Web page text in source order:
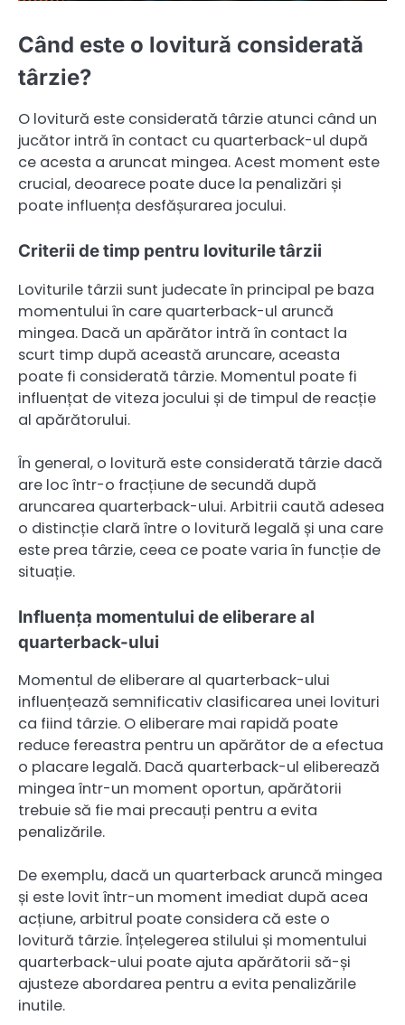
Când este o lovitură considerată
târzie?
O lovitură este considerată târzie atunci când un
jucător intră în contact cu quarterback-ul după
ce acesta a aruncat mingea. Acest moment este
crucial, deoarece poate duce la penalizări și
poate influența desfășurarea jocului.
Criterii de timp pentru loviturile târzii
Loviturile târzii sunt judecate în principal pe baza
momentului în care quarterback-ul aruncă
mingea. Dacă un apărător intră în contact la
scurt timp după această aruncare, aceasta
poate fi considerată târzie. Momentul poate fi
influențat de viteza jocului și de timpul de reacție
al apărătorului.
În general, o lovitură este considerată târzie dacă
are loc într-o fracțiune de secundă după
aruncarea quarterback-ului. Arbitrii caută adesea
o distincție clară între o lovitură legală și una care
este prea târzie, ceea ce poate varia în funcție de
situație.
Influența momentului de eliberare al
quarterback-ului
Momentul de eliberare al quarterback-ului
influențează semnificativ clasificarea unei lovituri
ca fiind târzie. O eliberare mai rapidă poate
reduce fereastra pentru un apărător de a efectua
o placare legală. Dacă quarterback-ul eliberează
mingea într-un moment oportun, apărătorii
trebuie să fie mai precauți pentru a evita
penalizările.
De exemplu, dacă un quarterback aruncă mingea
și este lovit într-un moment imediat după acea
acțiune, arbitrul poate considera că este o
lovitură târzie. Înțelegerea stilului și momentului
quarterback-ului poate ajuta apărătorii să-și
ajusteze abordarea pentru a evita penalizările
inutile.